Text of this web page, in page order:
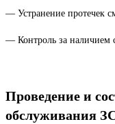
— Устранение протечек
— Контроль за наличием
Проведение и
обслуживания